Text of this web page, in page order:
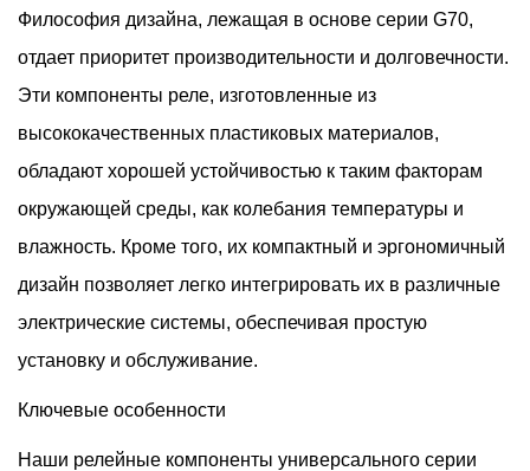
Философия дизайна, лежащая в основе серии G70,
отдает приоритет производительности и долговечности.
Эти компоненты реле, изготовленные из
высококачественных пластиковых материалов,
обладают хорошей устойчивостью к таким факторам
окружающей среды, как колебания температуры и
влажность. Кроме того, их компактный и эргономичный
дизайн позволяет легко интегрировать их в различные
электрические системы, обеспечивая простую
установку и обслуживание.
Ключевые особенности
Наши релейные компоненты универсального серии